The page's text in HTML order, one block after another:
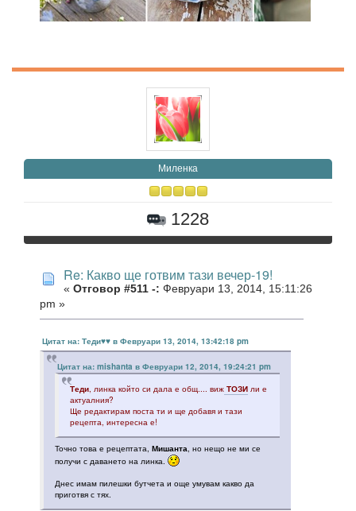
Миленка
1228
Re: Какво ще готвим тази вечер-19!
« Отговор #511 -: Февруари 13, 2014, 15:11:26
pm »
Цитат на: Теди♥♥ в Февруари 13, 2014, 13:42:18 pm
Цитат на: mishanta в Февруари 12, 2014, 19:24:21 pm
Теди, линка който си дала е общ.... виж ТОЗИ ли е
актуалния?
Ще редактирам поста ти и ще добавя и тази
рецепта, интересна е!
Точно това е рецептата, Мишанта, но нещо не ми се
получи с даването на линка.
Днес имам пилешки бутчета и още умувам какво да
приготвя с тях.